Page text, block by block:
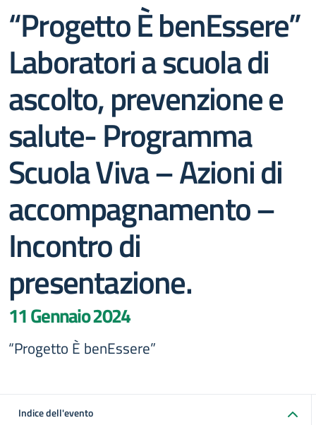
“Progetto È benEssere”
Laboratori a scuola di
ascolto, prevenzione e
salute- Programma
Scuola Viva – Azioni di
accompagnamento –
Incontro di
presentazione.
11 Gennaio 2024
“Progetto È benEssere”
Indice dell'evento